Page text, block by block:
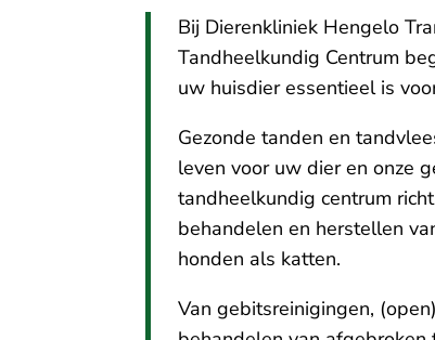
Bij Dierenkliniek Hengelo
Tandheelkundig Centrum
uw huisdier essentieel is
Gezonde tanden en
leven voor uw dier en onze
tandheelkundig centrum
behandelen en herstellen
honden als katten.
Van gebitsreinigingen,